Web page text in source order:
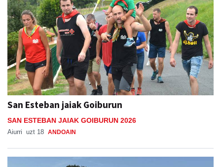
San Esteban jaiak Goiburun
SAN ESTEBAN JAIAK GOIBURUN 2026
Aiurri uzt 18 ANDOAIN